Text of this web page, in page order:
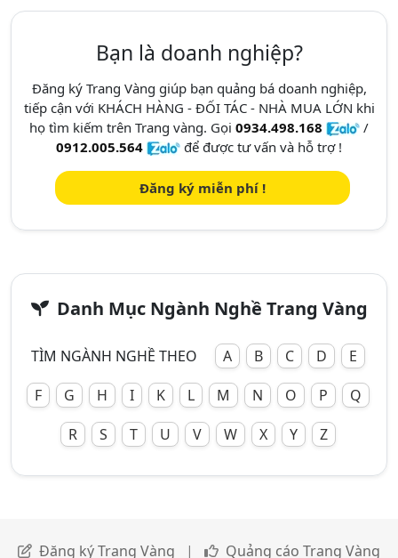
Bạn là doanh nghiệp?
Đăng ký Trang Vàng giúp bạn quảng bá doanh nghiệp,
tiếp cận với KHÁCH HÀNG - ĐỐI TÁC - NHÀ MUA LỚN khi
họ tìm kiếm trên Trang vàng. Gọi 0934.498.168
/
0912.005.564
để được tư vấn và hỗ trợ !
Đăng ký miễn phí !
Danh Mục Ngành Nghề Trang Vàng
TÌM NGÀNH NGHỀ THEO A B C D
E
F
G H I K L M N O P
Q
R
S T U V W X Y Z
Đăng ký Trang Vàng | Quảng cáo Trang Vàng